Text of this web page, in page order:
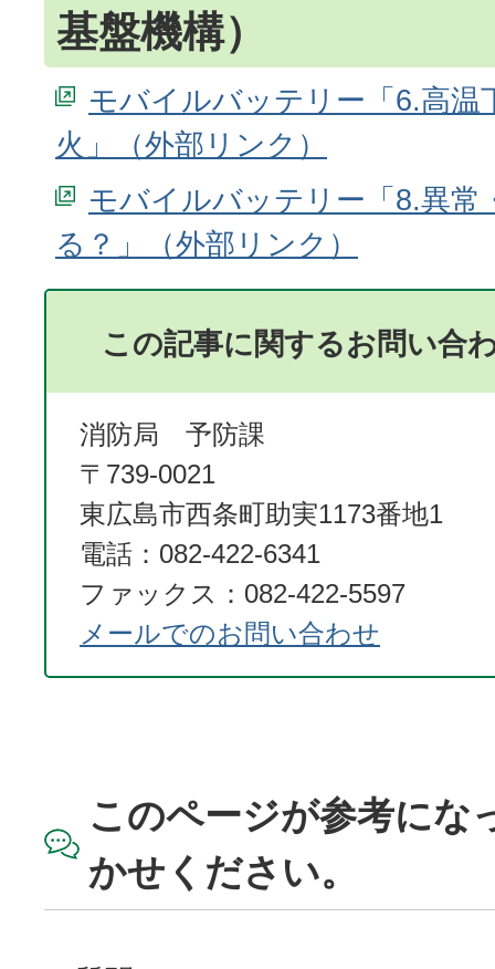
基盤機構）
モバイルバッテリー「6.高温
火」
モバイルバッテリー「8.異常
る？」
この記事に関するお問い合
消防局 予防課
〒739-0021
東広島市西条町助実1173番地1
電話：082-422-6341
ファックス：082-422-5597
メールでのお問い合わせ
このページが参考にな
かせください。